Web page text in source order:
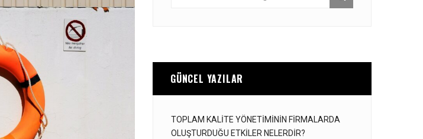
GÜNCEL YAZILAR
TOPLAM KALITE YÖNETIMININ FIRMALARDA
OLUŞTURDUĞU ETKILER NELERDIR?